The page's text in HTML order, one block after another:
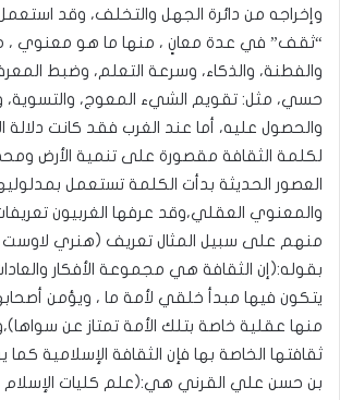
وإخراجه من دائرة الجهل والتخلف، وقد
“ثقف” في عدة معانٍ ، منها ما هو معنوي ،
والفطنة، والذكاء، وسرعة التعلم، وضبط
حسي، مثل: تقويم الشيء المعوج، والتسوية،
والحصول عليه،
أما عند الغرب فقد كانت دلالة
لكلمة الثقافة مقصورة على تنمية الأرض
العصور الحديثة بدأت الكلمة تستعمل
والمعنوي العقلي،وقد عرفها الغربيون
منهم على سبيل المثال تعريف (هنري لاوست
بقوله:(إن الثقافة هي مجموعة الأفكار
يتكون فيها مبدأ خلقي لأمة ما ، ويؤمن
منها عقلية خاصة بتلك الأمة تمتاز عن
ثقافتها الخاصة بها فإن الثقافة الإسلامية
بن حسن علي القرني هي:(علم كليات الإسلام